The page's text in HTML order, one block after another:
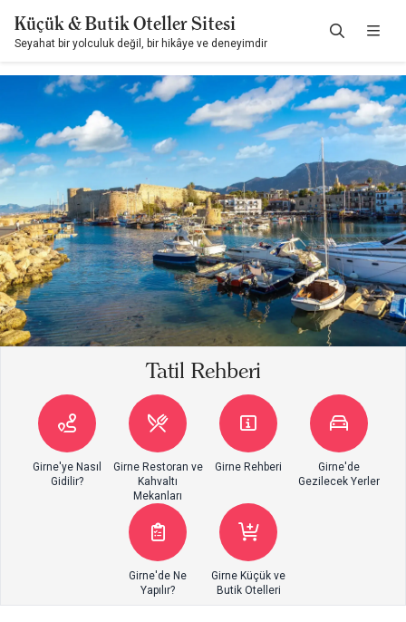
Küçük & Butik Oteller Sitesi
Seyahat bir yolculuk değil, bir hikâye ve deneyimdir
Tatil Rehberi
Girne'ye Nasıl
Gidilir?
Girne Restoran ve
Kahvaltı
Mekanları
Girne Rehberi
Girne'de
Gezilecek Yerler
Girne'de Ne
Yapılır?
Girne Küçük ve
Butik Otelleri